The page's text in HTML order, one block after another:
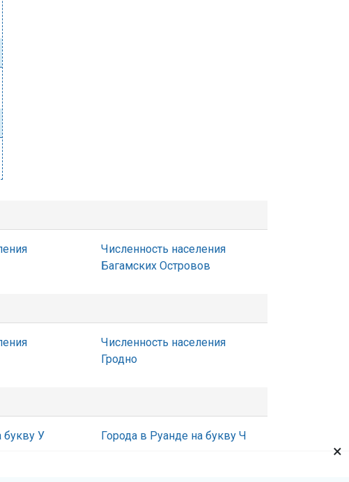
Численность населения
Багамских Островов
Численность населения
Гродно
букву У Города в Руанде на букву Ч
×